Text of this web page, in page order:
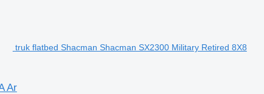
truk flatbed Shacman Shacman SX2300 Military Retired 8X8
Ar